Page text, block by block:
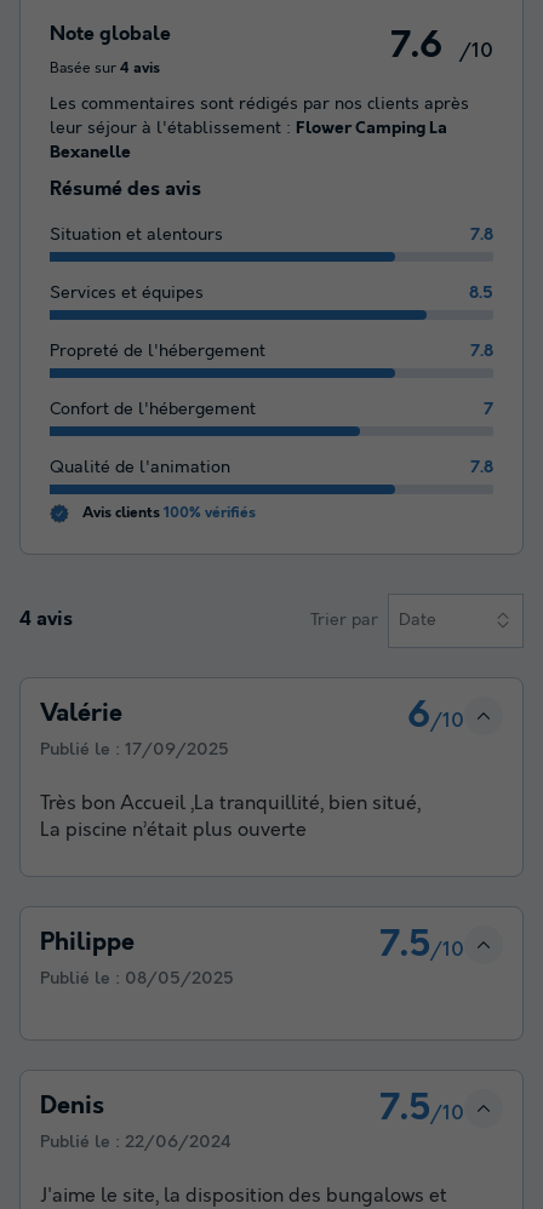
Note globale
Basée sur 4 avis
7.6 /10
Les commentaires sont rédigés par nos clients après
leur séjour à l'établissement : Flower Camping La
Bexanelle
Résumé des avis
Situation et alentours 7.8
Services et équipes 8.5
Propreté de l'hébergement 7.8
Confort de l'hébergement 7
Qualité de l'animation 7.8
Avis clients 100% vérifiés
4 avis Trier par Date
Valérie 6/10
Publié le : 17/09/2025
Très bon Accueil ,La tranquillité, bien situé,
La piscine n’était plus ouverte
Philippe 7.5/10
Publié le : 08/05/2025
Denis 7.5/10
Publié le : 22/06/2024
J'aime le site, la disposition des bungalows et